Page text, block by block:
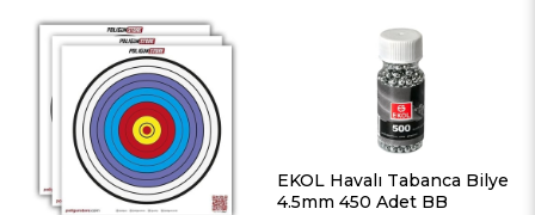
EKOL Havalı Tabanca Bilye
4.5mm 450 Adet BB